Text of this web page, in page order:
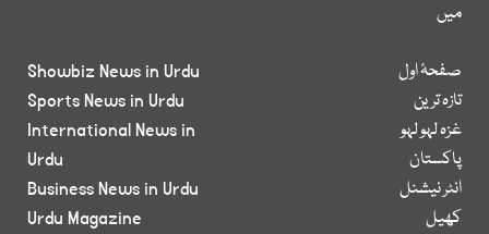
میں
صفحۂ اول
تازہ ترین
غزہ لہو لہو
پاکستان
انٹر نیشنل
کھیل
Showbiz News in Urdu
Sports News in Urdu
International News in
Urdu
Business News in Urdu
Urdu Magazine